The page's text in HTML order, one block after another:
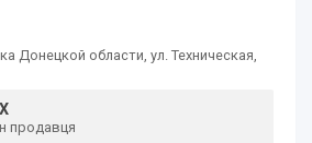
Донецкой области, ул. Техническая,
продавця